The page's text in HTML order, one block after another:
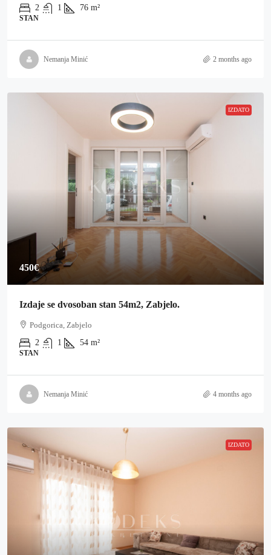
2
1 76 m²
STAN
Nemanja Minić 2 months ago
IZDATO
450€
Izdaje se dvosoban stan 54m2, Zabjelo.
Podgorica, Zabjelo
2
1 54 m²
STAN
Nemanja Minić 4 months ago
IZDATO